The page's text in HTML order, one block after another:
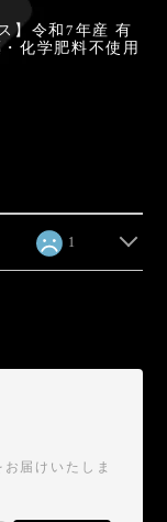
】令和7年産 有
化学肥料不使用
1
届けいたしま